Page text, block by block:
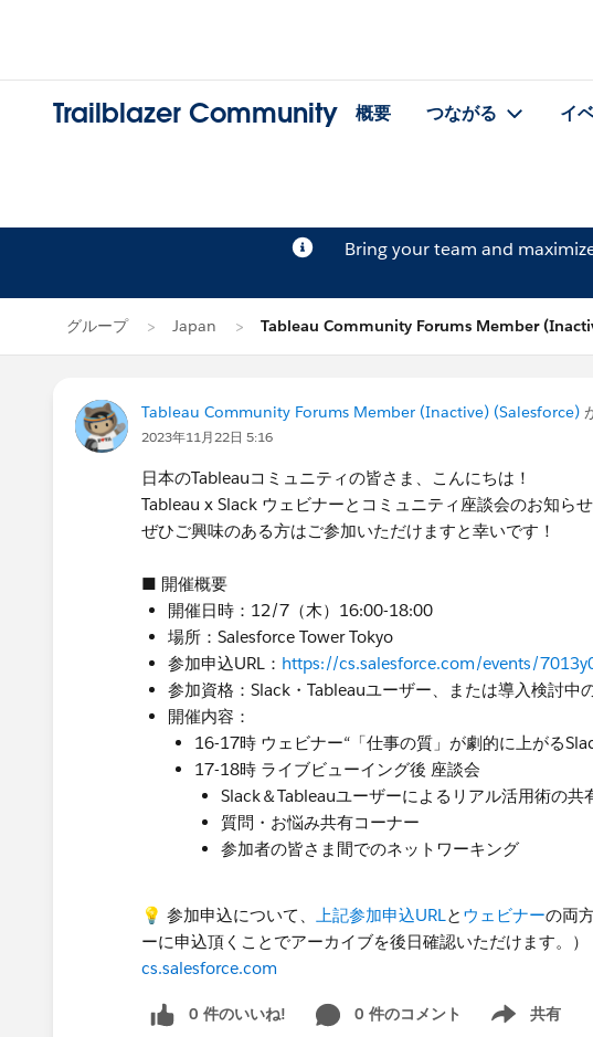
Trailblazer Community 概要 つながる イ
Bring your team and
グループ Japan Tableau Community Forums Member
Tableau Community Forums Member (Inactive) (Salesforce)
2023年11月22日 5:16
日本のTableauコミュニティの皆さま、こんにちは！
Tableau x Slack ウェビナーとコミュニティ座談会のお知ら
ぜひご興味のある方はご参加いただけますと幸いです！
■ 開催概要
開催日時：12/7（木）16:00-18:00
場所：Salesforce Tower Tokyo
参加申込URL： https://cs.salesforce.com/events/
参加資格：Slack・Tableauユーザー、または導入検討中
開催内容：
16-17時 ウェビナー“「仕事の質」が劇的に上がる
17-18時 ライブビューイング後 座談会
Slack＆Tableauユーザーによるリアル活用術の共
質問・お悩み共有コーナー
参加者の皆さま間でのネットワーキング
💡 参加申込について、 上記参加申込URLと ウェビナーの両
ーに申込頂くことでアーカイブを後日確認いただけます。）
cs.salesforce.com
0 件のいいね! 0 件のコメント 共有
Show menu